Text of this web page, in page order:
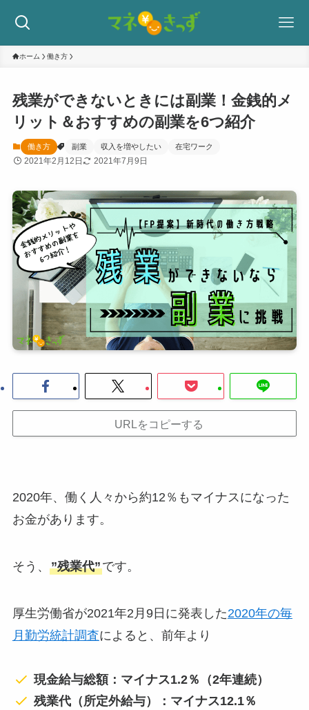
ホーム 働き方
残業ができないときには副業！金銭的メ
リット＆おすすめの副業を6つ紹介
働き方 副業 収入を増やしたい 在宅ワーク
2021年2月12日 2021年7月9日
URLをコピーする
2020年、働く人々から約12％もマイナスになった
お金があります。
そう、 ”残業代”です。
厚生労働省が2021年2月9日に発表した2020年の毎
月勤労統計調査によると、前年より
現金給与総額：マイナス1.2％（2年連続）
残業代（所定外給与）：マイナス12.1％